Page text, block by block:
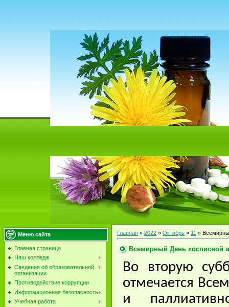
Меню сайта
Главная страница
Наш колледж
Сведения об образовательной
организации
Противодействие коррупции
Информационная безопасность
Учебная работа
Главная » 2022 » Октябрь » 11 »
Всемирный День хосписной
Во вторую
отмечается
и